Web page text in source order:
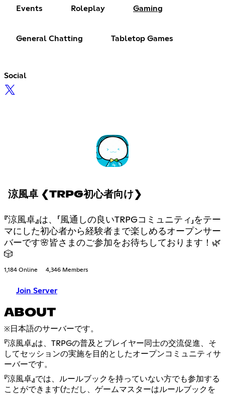
Events Roleplay Gaming
General Chatting Tabletop Games
Social
涼風卓 ❮TRPG初心者向け❯
『涼風卓』は、「風通しの良いTRPGコミュニティ」をテー
マにした初心者から経験者まで楽しめるオープンサー
バーです🌸皆さまのご参加をお待ちしております！🌿
🎲
1,184 Online 4,346 Members
Join Server
ABOUT
※日本語のサーバーです。
『涼風卓』は、TRPGの普及とプレイヤー同士の交流促進、そ
してセッションの実施を目的としたオープンコミュニティサ
ーバーです。
『涼風卓』では、ルールブックを持っていない方でも参加する
ことができます(ただし、ゲームマスターはルールブックを